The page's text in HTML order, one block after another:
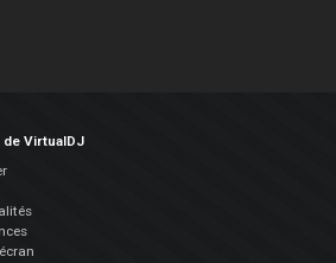
VirtualDJ